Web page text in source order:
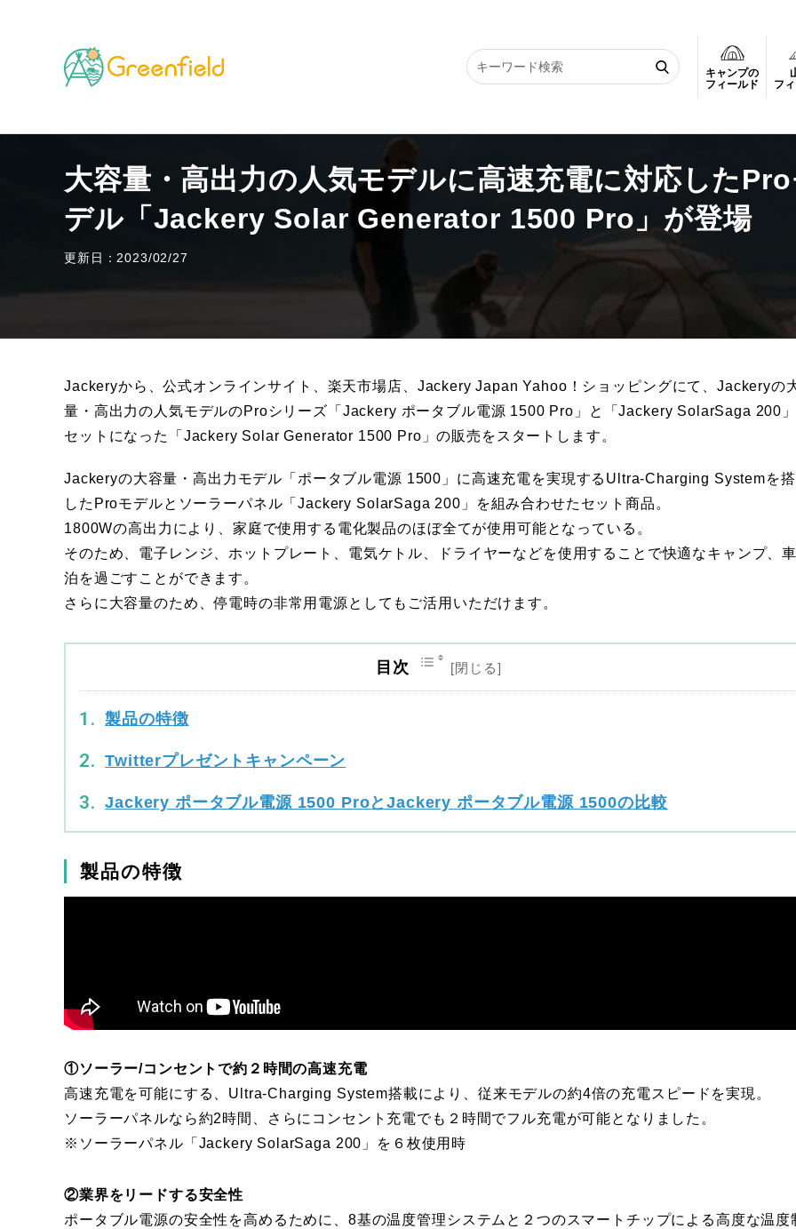
キャンプの
フィールド
フ
TOP キャンプのフィールド 大容量・高出力の人気モデルに高速充電に対応したProモデル「Jackery Solar Generator 1500 Pro
大容量・高出力の人気モデルに高速充電に対応した
デル「Jackery Solar Generator 1500 Pro」が登場
更新日：2023/02/27
Jackeryから、公式オンラインサイト、楽天市場店、Jackery Japan Yahoo！ショッピングにて、Jackeryの
量・高出力の人気モデルのProシリーズ「Jackery ポータブル電源 1500 Pro」と「Jackery SolarSaga 200
セットになった「Jackery Solar Generator 1500 Pro」の販売をスタートします。
Jackeryの大容量・高出力モデル「ポータブル電源 1500」に高速充電を実現するUltra-Charging Systemを
したProモデルとソーラーパネル「Jackery SolarSaga 200」を組み合わせたセット商品。
1800Wの高出力により、家庭で使用する電化製品のほぼ全てが使用可能となっている。
そのため、電子レンジ、ホットプレート、電気ケトル、ドライヤーなどを使用することで快適なキャンプ、
泊を過ごすことができます。
さらに大容量のため、停電時の非常用電源としてもご活用いただけます。
目次
製品の特徴
Twitterプレゼントキャンペーン
Jackery ポータブル電源 1500 ProとJackery ポータブル電源 1500の比較
製品の特徴
①ソーラー/コンセントで約２時間の高速充電
高速充電を可能にする、Ultra-Charging System搭載により、従来モデルの約4倍の充電スピードを実現。
ソーラーパネルなら約2時間、さらにコンセント充電でも２時間でフル充電が可能となりました。
※ソーラーパネル「Jackery SolarSaga 200」を６枚使用時
②業界をリードする安全性
ポータブル電源の安全性を高めるために、8基の温度管理システムと２つのスマートチップによる高度な温度